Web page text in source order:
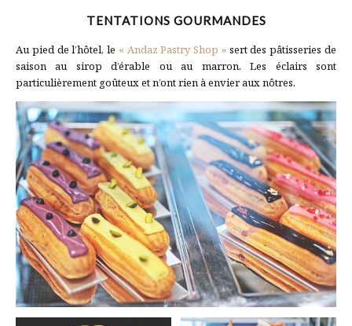
TENTATIONS GOURMANDES
Au pied de l’hôtel, le « Andaz Pastry Shop » sert des pâtisseries de
saison au sirop d’érable ou au marron. Les éclairs sont
particulièrement goûteux et n’ont rien à envier aux nôtres.